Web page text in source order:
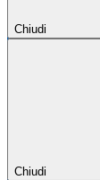
Chiudi
Chiudi